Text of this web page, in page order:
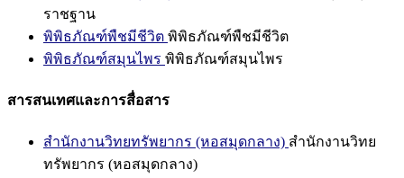
ราชฐาน
พิพิธภัณฑ์พืชมีชีวิต พิพิธภัณฑ์พืชมีชีวิต
พิพิธภัณฑ์สมุนไพร พิพิธภัณฑ์สมุนไพร
สารสนเทศและการสื่อสาร
สำนักงานวิทยทรัพยากร (หอสมุดกลาง) สำนักงานวิทย
ทรัพยากร (หอสมุดกลาง)